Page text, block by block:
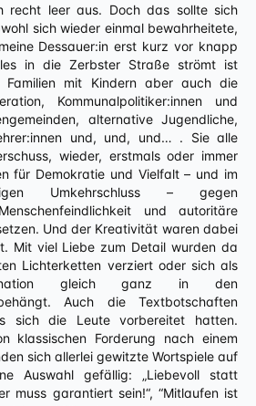
recht leer aus. Doch das sollte sich
sich wieder einmal bewahrheitete,
Dessauer:in erst kurz vor knapp
in die Zerbster Straße strömt ist
Familien mit Kindern aber auch die
Kommunalpolitiker:innen und
alternative Jugendliche,
und, und, und… . Sie alle
wieder, erstmals oder immer
für Demokratie und Vielfalt – und im
Umkehrschluss – gegen
und autoritäre
Und der Kreativität waren dabei
Mit viel Liebe zum Detail wurden da
Lichterketten verziert oder sich als
gleich ganz in den
Auch die Textbotschaften
sich die Leute vorbereitet hatten.
klassischen Forderung nach einem
sich allerlei gewitzte Wortspiele auf
Auswahl gefällig: „Liebevoll statt
muss garantiert sein!“, “Mitlaufen ist